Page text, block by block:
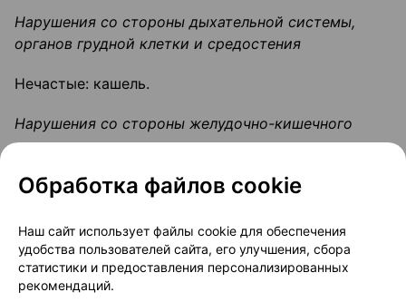
Нарушения со стороны дыхательной системы,
органов грудной клетки и средостения
Нечастые: кашель.
Нарушения со стороны желудочно-кишечного
тракта:
Частые: боль в животе, диарея, метеоризм.
Нечастые: диспепсия, гастроэзофагеальный
рефлюкс, тошнота.
Нарушения со стороны скелетно-мышечной и
Обработка файлов cookie
Наш сайт использует файлы cookie для обеспечения
удобства пользователей сайта, его улучшения, сбора
статистики и предоставления персонализированных
рекомендаций.